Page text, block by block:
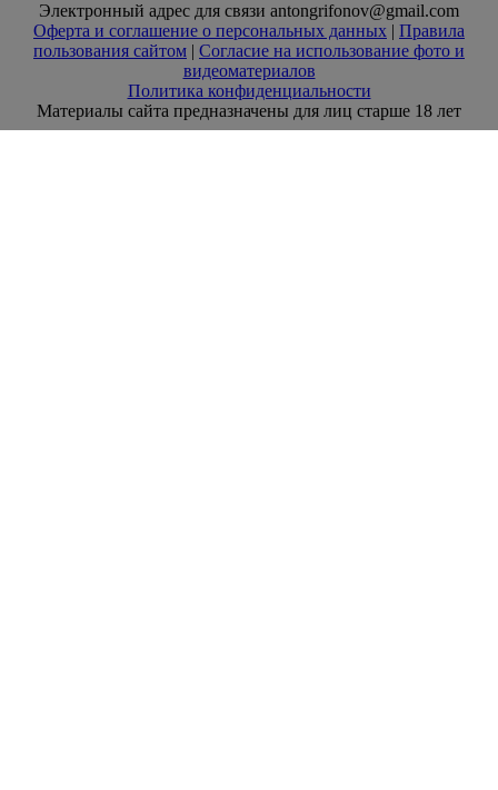
Электронный адрес для связи antongrifonov@gmail.com
Оферта и соглашение о персональных данных | Правила
пользования сайтом | Согласие на использование фото и
видеоматериалов
Политика конфиденциальности
Материалы сайта предназначены для лиц старше 18 лет